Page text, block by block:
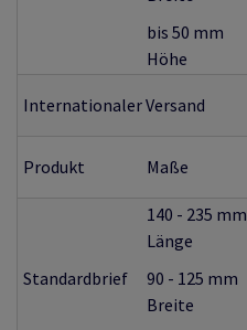
bis 50 mm
Höhe
Internationaler Versand
Produkt Maße
Standardbrief
140 - 235 mm
Länge
90 - 125 mm
Breite